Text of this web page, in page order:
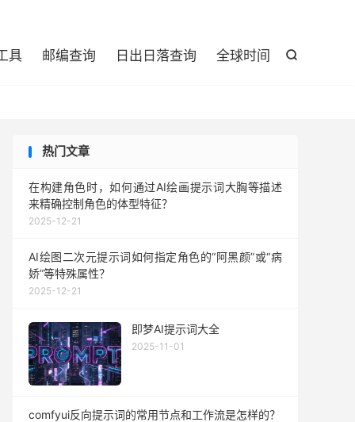

具 邮编查询 日出日落查询 全球时间
热门文章
在构建角色时，如何通过AI绘画提示词大胸等描述
来精确控制角色的体型特征？
2025-12-21
AI绘图二次元提示词如何指定角色的“阿黑颜”或“病
娇”等特殊属性？
2025-12-21
即梦AI提示词大全
2025-11-01
comfyui反向提示词的常用节点和工作流是怎样的？